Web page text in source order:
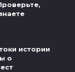
истории
о